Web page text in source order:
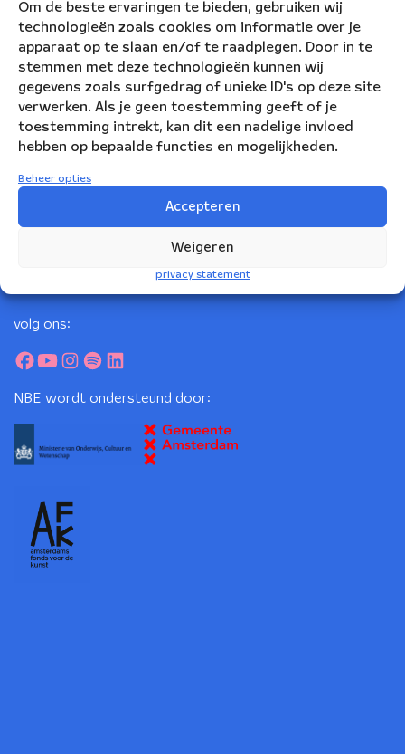
Om de beste ervaringen te bieden, gebruiken wij
technologieën zoals cookies om informatie over je
apparaat op te slaan en/of te raadplegen. Door in te
stemmen met deze technologieën kunnen wij
gegevens zoals surfgedrag of unieke ID's op deze site
verwerken. Als je geen toestemming geeft of je
toestemming intrekt, kan dit een nadelige invloed
hebben op bepaalde functies en mogelijkheden.
Beheer opties
Accepteren
Weigeren
privacy statement
Nederlands Blazers Ensemble
Korte Leidsedwarsstraat 12
volg ons:
NBE wordt ondersteund door: